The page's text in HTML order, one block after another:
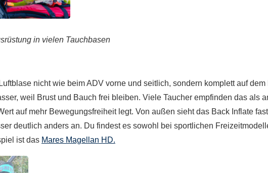
in vielen Tauchbasen
nicht wie beim ADV vorne und seitlich, sondern komplett auf
weil Brust und Bauch frei bleiben. Viele Taucher empfinden das als
auf mehr Bewegungsfreiheit legt. Von außen sieht das Back Inflate
deutlich anders an. Du findest es sowohl bei sportlichen
ist das Mares Magellan HD.